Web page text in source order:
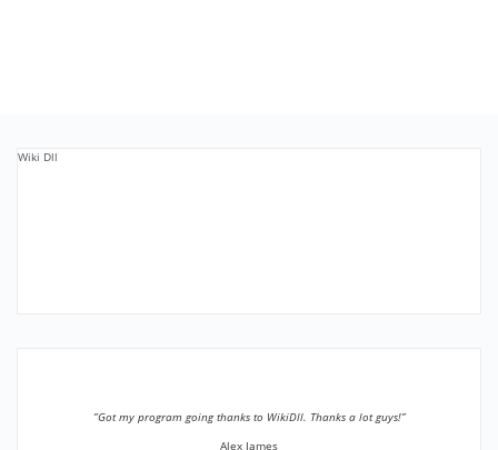
Wiki Dll
”Got my program going thanks to WikiDll. Thanks a lot guys!”
Alex James